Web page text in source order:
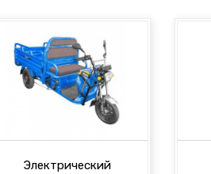
Электрический